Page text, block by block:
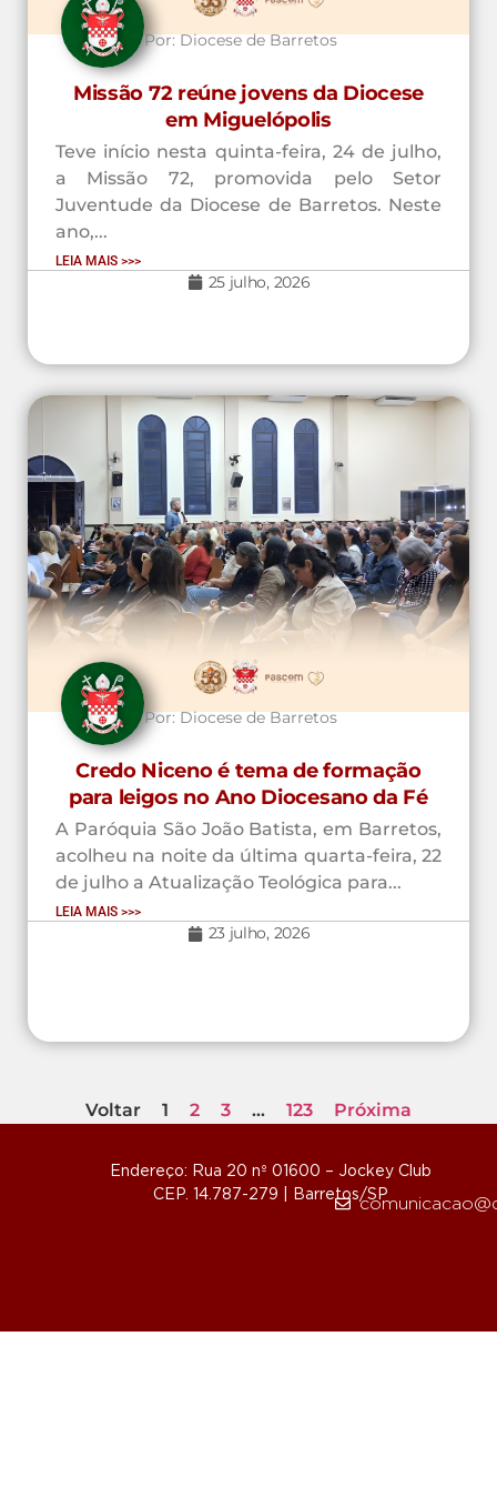
Por:Diocese de Barretos
Missão 72 reúne jovens da Diocese
em Miguelópolis
Teve início nesta quinta-feira, 24 de julho,
a Missão 72, promovida pelo Setor
Juventude da Diocese de Barretos. Neste
ano,...
LEIA MAIS >>>
25 julho, 2026
Por:Diocese de Barretos
Credo Niceno é tema de formação
para leigos no Ano Diocesano da Fé
A Paróquia São João Batista, em Barretos,
acolheu na noite da última quarta-feira, 22
de julho a Atualização Teológica para...
LEIA MAIS >>>
23 julho, 2026
Voltar 1 2 3 … 123 Próxima
Endereço: Rua 20 nº 01600 – Jockey Club
CEP. 14.787-279 | Barretos/SP